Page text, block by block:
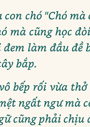
con chó "Chó
mà cũng học
làm đầu
bắp.
bếp rối vừa
ngất ngư mà
cũng phải